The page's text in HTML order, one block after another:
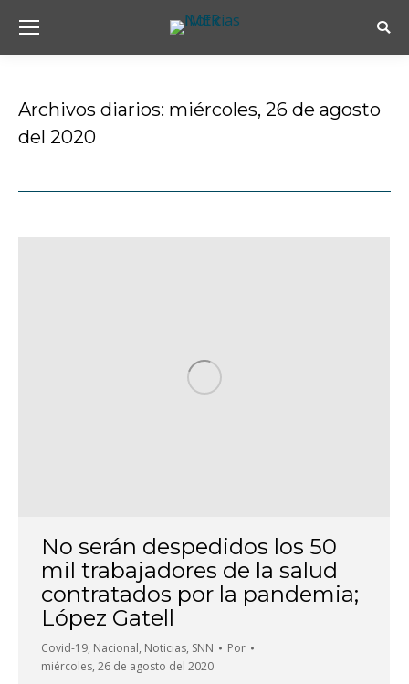
Archivos diarios: miércoles, 26 de agosto
del 2020
No serán despedidos los 50
mil trabajadores de la salud
contratados por la pandemia;
López Gatell
Covid-19, Nacional, Noticias, SNN
Por
miércoles, 26 de agosto del 2020